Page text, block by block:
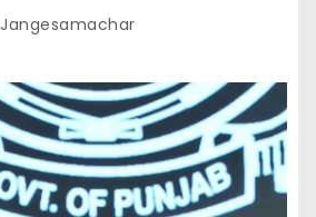
Jangesamachar